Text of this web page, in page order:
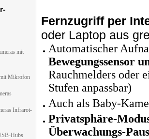
mit
Mikrofon
Infrarot-
Hubs
Fernzugriff per
oder Laptop aus
Automatischer
Bewegungssensor
Rauchmelders oder
Stufen anpassbar)
Auch als Baby-
Privatsphäre-
Überwachungs-